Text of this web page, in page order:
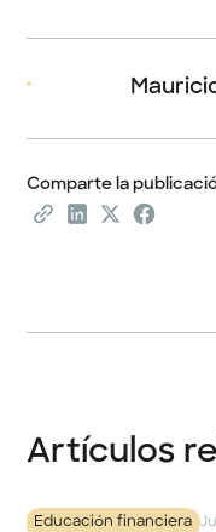
Comparte la
Artículos
Educación financiera